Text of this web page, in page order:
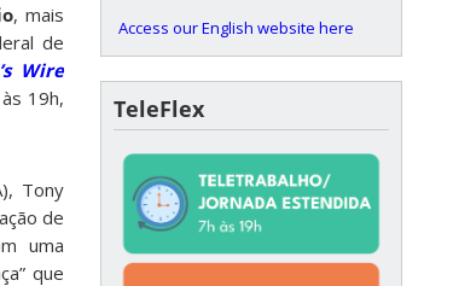
, mais
de
Wire
19h,
Tony
de
uma
que
Access our English website here
TeleFlex